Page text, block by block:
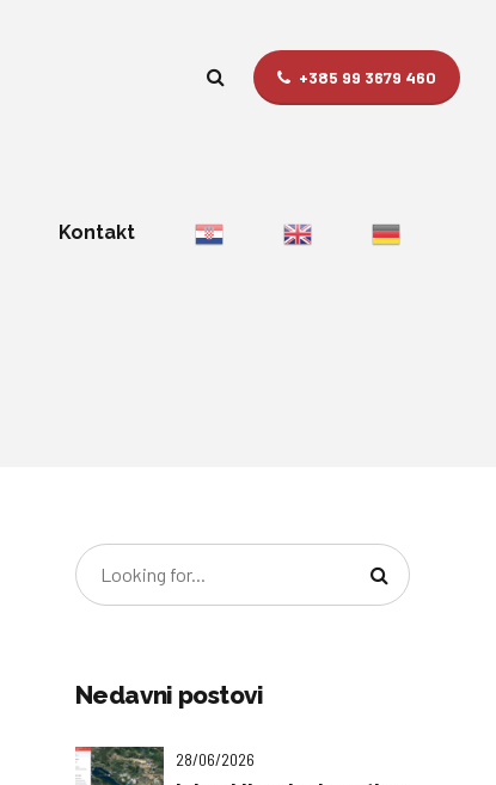
+385 99 3679 460
Kontakt
Nedavni postovi
28/06/2026